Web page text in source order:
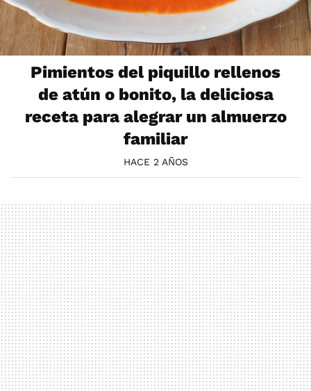
Pimientos del piquillo rellenos
de atún o bonito, la deliciosa
receta para alegrar un almuerzo
familiar
HACE 2 AÑOS